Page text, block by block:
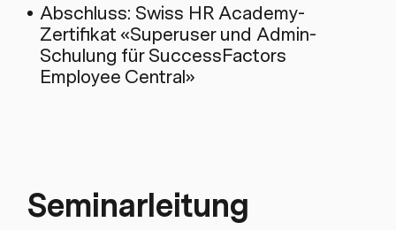
Abschluss: Swiss HR Academy-
Zertifikat «Superuser und Admin-
Schulung für SuccessFactors
Employee Central»
Seminarleitung